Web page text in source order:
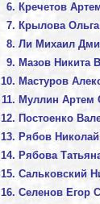
Кречетов
Крылова
Ли Михаил
Мазов Никита
Мастуров
Муллин Артем
Постоенко
Рябов
Рябова
Сальковский
Селенов Егор